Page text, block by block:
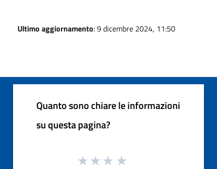
Ultimo aggiornamento: 9 dicembre 2024, 11:50
Quanto sono chiare le informazioni
su questa pagina?